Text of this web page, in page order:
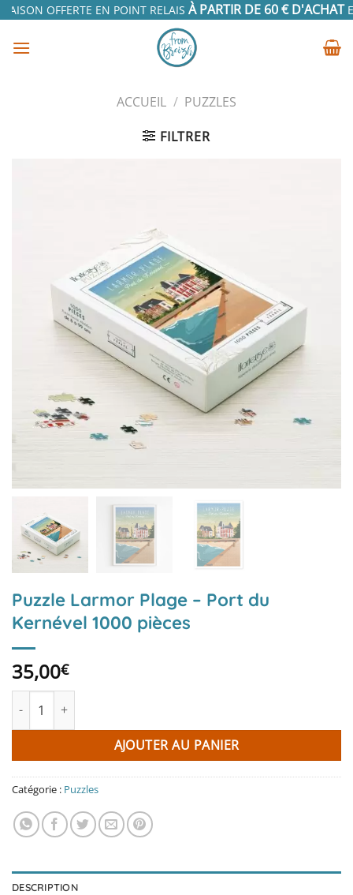
Passer
contenu
OFFERTE EN POINT RELAISÀ PARTIR DE 60 € D'ACHATEN
ACCUEIL / PUZZLES
FILTRER
Puzzle Larmor Plage – Port du
Kernével 1000 pièces
35,00€
AJOUTER AU PANIER
Catégorie : Puzzles
DESCRIPTION